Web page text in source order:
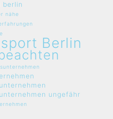
berlin
nähe
Berlin
ungefähr